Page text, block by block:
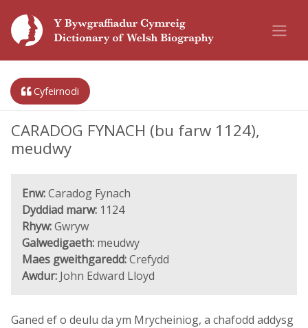
Cyfeirnodi
CARADOG FYNACH (bu farw 1124),
meudwy
Enw:Caradog Fynach
Dyddiad marw: 1124
Rhyw:Gwryw
Galwedigaeth: meudwy
Maes gweithgaredd:Crefydd
Awdur: John Edward Lloyd
Ganed ef o deulu da ym Mrycheiniog, a chafodd addysg